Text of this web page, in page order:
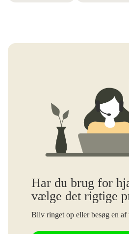
Har du brug for
vælge det rigtige
Bliv ringet op eller besøg en af